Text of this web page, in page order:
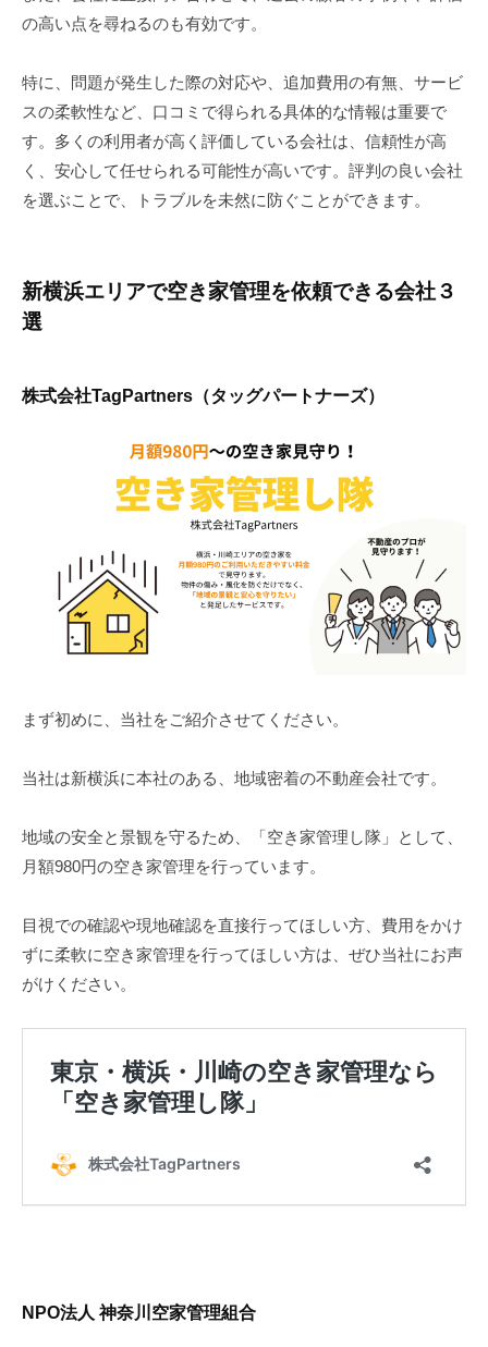
の高い点を尋ねるのも有効です。
特に、問題が発生した際の対応や、追加費用の有無、サービ
スの柔軟性など、口コミで得られる具体的な情報は重要で
す。多くの利用者が高く評価している会社は、信頼性が高
く、安心して任せられる可能性が高いです。評判の良い会社
を選ぶことで、トラブルを未然に防ぐことができます。
新横浜エリアで空き家管理を依頼できる会社３
選
株式会社TagPartners（タッグパートナーズ）
まず初めに、当社をご紹介させてください。
当社は新横浜に本社のある、地域密着の不動産会社です。
地域の安全と景観を守るため、「空き家管理し隊」として、
月額980円の空き家管理を行っています。
目視での確認や現地確認を直接行ってほしい方、費用をかけ
ずに柔軟に空き家管理を行ってほしい方は、ぜひ当社にお声
がけください。
NPO法人 神奈川空家管理組合